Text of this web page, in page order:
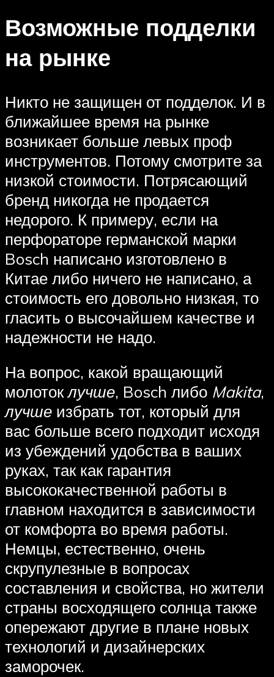
Возможные подделки
на рынке
Никто не защищен от подделок. И в
ближайшее время на рынке
возникает больше левых проф
инструментов. Потому смотрите за
низкой стоимости. Потрясающий
бренд никогда не продается
недорого. К примеру, если на
перфораторе германской марки
Bosch написано изготовлено в
Китае либо ничего не написано, а
стоимость его довольно низкая, то
гласить о высочайшем качестве и
надежности не надо.
На вопрос, какой вращающий
молотоклучше, Bosch либо Makita,
лучше избрать тот, который для
вас больше всего подходит исходя
из убеждений удобства в ваших
руках, так как гарантия
высококачественной работы в
главном находится в зависимости
от комфорта во время работы.
Немцы, естественно, очень
скрупулезные в вопросах
составления и свойства, но жители
страны восходящего солнца также
опережают другие в плане новых
технологий и дизайнерских
заморочек.